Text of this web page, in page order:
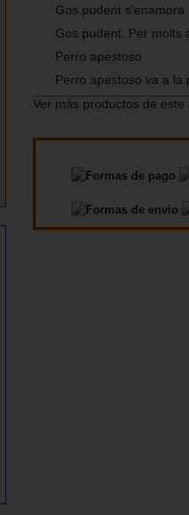
Gos pudent s'enamora
Gos pudent. Per molts
Perro apestoso
Perro apestoso va a la
Ver más productos de este